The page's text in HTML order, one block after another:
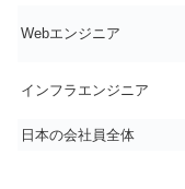
Webエンジニア
インフラエンジニア
日本の会社員全体